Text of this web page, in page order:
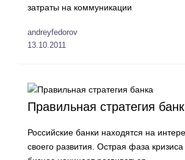
затраты на коммуникации
andreyfedorov
13.10.2011
Правильная стратегия
Российские банки находятся на
своего развития. Острая фаза кризиса